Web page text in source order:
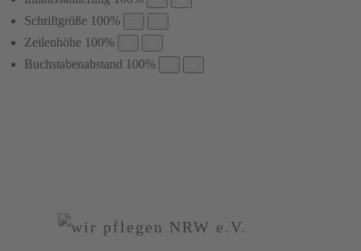
Schriftgröße 100%
Zeilenhöhe 100%
Buchstabenabstand 100%